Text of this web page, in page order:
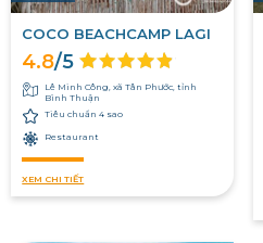
COCO BEACHCAMP LAGI
4.8/5
Lê Minh Công, xã Tân Phước, tỉnh
Bình Thuận
Tiêu chuẩn 4 sao
Restaurant
XEM CHI TIẾT